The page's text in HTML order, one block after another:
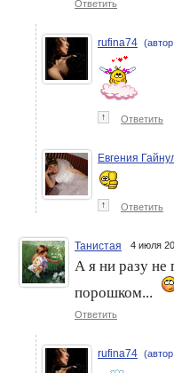
Ответить
rufina74
↑ Ответить
Евгения
↑ Ответить
Танистая 4 июля
А я ни разу не
порошком...
Ответить
rufina74